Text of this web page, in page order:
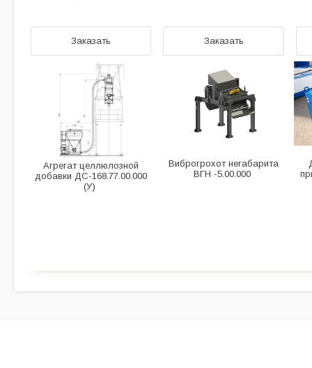
Заказать
Агрегат целлюлозной
добавки ДС-168.77.00.000
(У)
Заказать
Виброгрохот негабарита
ВГН -5.00.000